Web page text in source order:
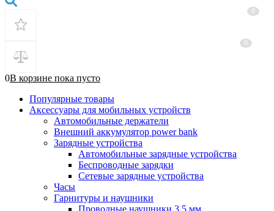
0В корзине пока пусто
Популярные товары
Аксессуары для мобильных устройств
Автомобильные держатели
Внешний аккумулятор power bank
Зарядные устройства
Автомобильные зарядные устройства
Беспроводные зарядки
Сетевые зарядные устройства
Часы
Гарнитуры и наушники
Проводные наушники 3.5 мм